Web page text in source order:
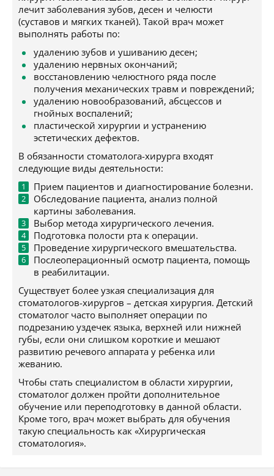
лечит заболевания зубов, десен и челюсти
(суставов и мягких тканей). Такой врач может
выполнять работы по:
удалению зубов и ушиванию десен;
удалению нервных окончаний;
восстановлению челюстного ряда после
получения механических травм и повреждений;
удалению новообразований, абсцессов и
гнойных воспалений;
пластической хирургии и устранению
эстетических дефектов.
В обязанности стоматолога-хирурга входят
следующие виды деятельности:
Прием пациентов и диагностирование болезни.
Обследование пациента, анализ полной
картины заболевания.
Выбор метода хирургического лечения.
Подготовка полости рта к операции.
Проведение хирургического вмешательства.
Послеоперационный осмотр пациента, помощь
в реабилитации.
Существует более узкая специализация для
стоматологов-хирургов – детская хирургия. Детский
стоматолог часто выполняет операции по
подрезанию уздечек языка, верхней или нижней
губы, если они слишком короткие и мешают
развитию речевого аппарата у ребенка или
жеванию.
Чтобы стать специалистом в области хирургии,
стоматолог должен пройти дополнительное
обучение или переподготовку в данной области.
Кроме того, врач может выбрать для обучения
такую специальность как «Хирургическая
стоматология».